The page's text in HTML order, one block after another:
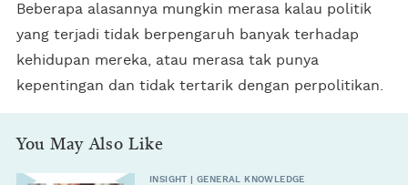
Beberapa alasannya mungkin merasa kalau politik
yang terjadi tidak berpengaruh banyak terhadap
kehidupan mereka, atau merasa tak punya
kepentingan dan tidak tertarik dengan perpolitikan.
You May Also Like
INSIGHT | GENERAL KNOWLEDGE